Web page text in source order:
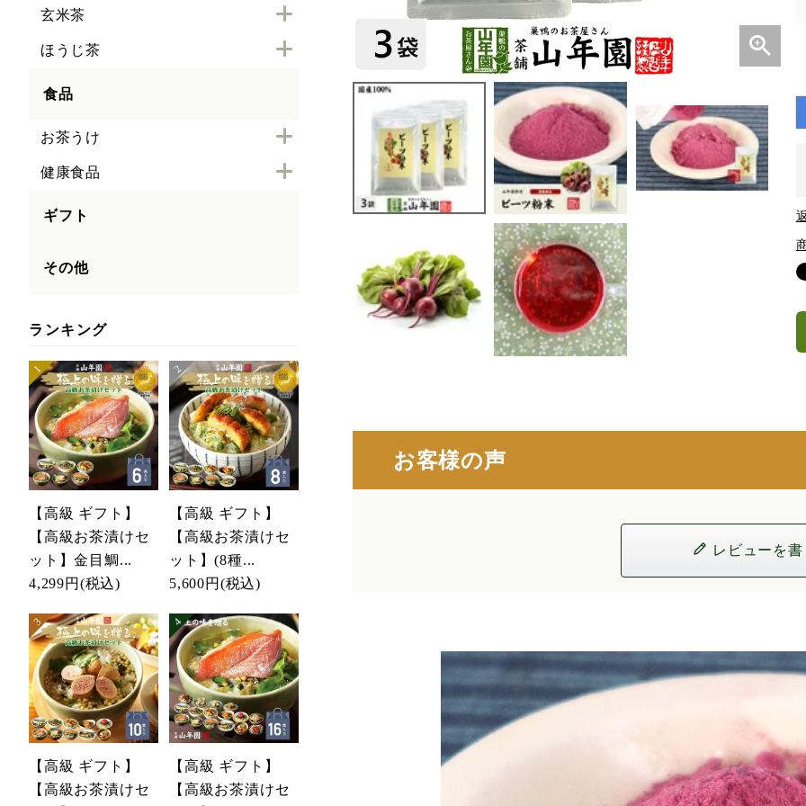
玄米茶
ほうじ茶
食品
お茶うけ
健康食品
ギフト
その他
ランキング
【高級 ギフト】
【高級お茶漬けセ
ット】金目鯛...
4,299円 (税込)
【高級 ギフト】
【高級お茶漬けセ
ット】(8種...
5,600円 (税込)
【高級 ギフト】
【高級お茶漬けセ
【高級 ギフト】
【高級お茶漬けセ
お客様の声
レビューを書